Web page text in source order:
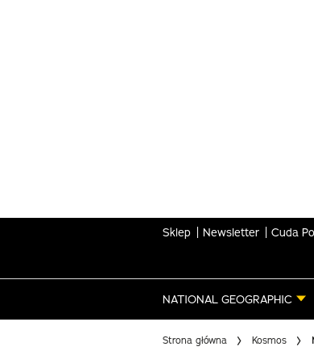
Sklep Newsletter Cuda
NATIONAL GEOGRAPHIC
Strona główna Kosmos